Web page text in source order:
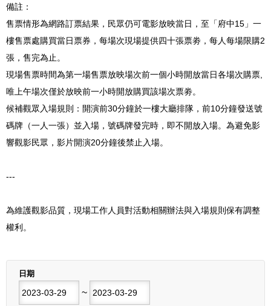
備註：
售票情形為網路訂票結果，民眾仍可電影放映當日，至「府中15」一
樓售票處購買當日票券，每場次現場提供四十張票劵，每人每場限購2
張，售完為止。
現場售票時間為第一場售票放映場次前一個小時開放當日各場次購票,
唯上午場次僅於放映前一小時開放購買該場次票劵。
候補觀眾入場規則：開演前30分鐘於一樓大廳排隊，前10分鐘發送號
碼牌（一人一張）並入場，號碼牌發完時，即不開放入場。為避免影
響觀影民眾，影片開演20分鐘後禁止入場。
---
為維護觀影品質，現場工作人員對活動相關辦法與入場規則保有調整
權利。
日期
~